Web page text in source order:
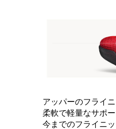
アッパーのフライ
柔軟で軽量なサポー
今までのフライニ